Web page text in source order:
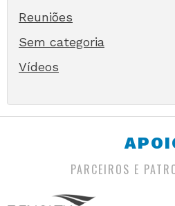
Reuniões
Sem categoria
Vídeos
PARCEIROS E